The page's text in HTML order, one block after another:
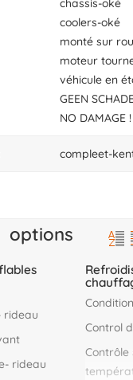
chassis-oké
coolers-oké
monté sur
moteur
véhicule en
GEEN
NO DAMAGE !
compleet-
options
rideau
rideau
control
contrôle séparé de